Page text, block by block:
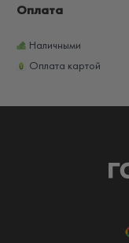
Оплата
Наличными
Оплата картой